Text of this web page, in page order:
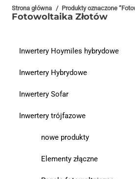
Strona główna / Produkty oznaczone
Fotowoltaika Złotów
Inwertery Hoymiles hybrydowe
Inwertery Hybrydowe
Inwertery Sofar
Inwertery trójfazowe
nowe produkty
Elementy złączne